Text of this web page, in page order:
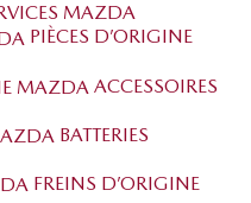
MAZDA
PIÈCES D’ORIGINE
ACCESSOIRES
BATTERIES
FREINS D’ORIGINE